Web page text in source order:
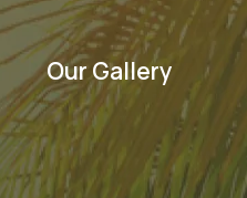
Our Gallery